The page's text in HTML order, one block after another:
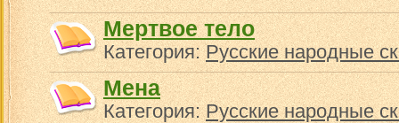
Мертвое тело
Категория:Русские народные
Мена
Категория:Русские народные